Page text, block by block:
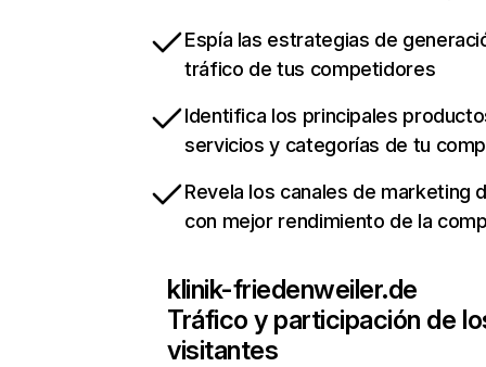
Espía las estrategias de
tráfico de tus competidores
Identifica los principales
servicios y categorías de tu
Revela los canales de marketing
con mejor rendimiento de la
klinik-friedenweiler.de
Tráfico y participación de
visitantes